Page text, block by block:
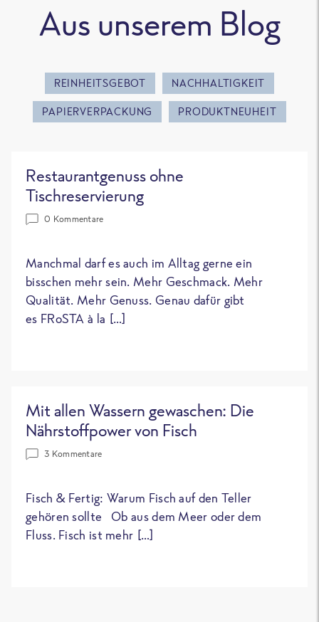
Aus unserem Blog
REINHEITSGEBOT NACHHALTIGKEIT
PAPIERVERPACKUNG PRODUKTNEUHEIT
Restaurantgenuss ohne
Tischreservierung
0 Kommentare
Manchmal darf es auch im Alltag gerne ein
bisschen mehr sein. Mehr Geschmack. Mehr
Qualität. Mehr Genuss. Genau dafür gibt
es FRoSTA à la […]
Mit allen Wassern gewaschen: Die
Nährstoffpower von Fisch
3 Kommentare
Fisch & Fertig: Warum Fisch auf den Teller
gehören sollte Ob aus dem Meer oder dem
Fluss. Fisch ist mehr […]